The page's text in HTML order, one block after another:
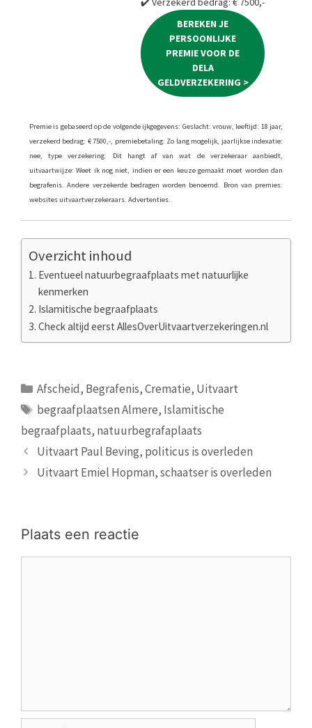
BEREKEN JE
PERSOONLIJKE
PREMIE VOOR DE
DELA
GELDVERZEKERING >
Premie is gebaseerd op de volgende ijkgegevens: Geslacht: vrouw, leeftijd: 18 jaar,
verzekerd bedrag: € 7500,-, premiebetaling: Zo lang mogelijk, jaarlijkse indexatie:
nee, type verzekering: Dit hangt af van wat de verzekeraar aanbiedt,
uitvaartwijze: Weet ik nog niet, indien er een keuze gemaakt moet worden dan
begrafenis. Andere verzekerde bedragen worden benoemd. Bron van premies:
websites uitvaartverzekeraars. Advertenties.
Overzicht inhoud
Eventueel natuurbegraafplaats met natuurlijke
kenmerken
Islamitische begraafplaats
Check altijd eerst AllesOverUitvaartverzekeringen.nl
Categorieën
Afscheid, Begrafenis,Crematie, Uitvaart
Tags
begraafplaatsen Almere, Islamitische
begraafplaats, natuurbegrafaplaats
Uitvaart Paul Beving, politicus is overleden
Uitvaart Emiel Hopman, schaatser is overleden
Plaats een reactie